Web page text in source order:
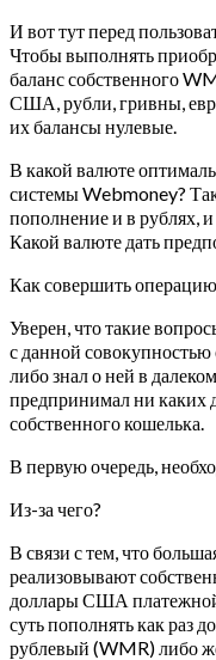
И вот тут перед
Чтобы выполнять
баланс собственного
США, рубли, гривны,
их балансы нулевые.
В какой валюте
системы Webmoney?
пополнение и в рублях,
Какой валюте дать
Как совершить
Уверен, что такие
с данной совокупностью
либо знал о ней в
предпринимал ни каких
собственного кошелька.
В первую очередь,
Из-за чего?
В связи с тем, что
реализовывают
доллары США
суть пополнять как раз
рублевый (WMR) либо